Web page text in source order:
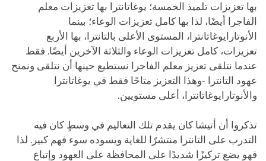
بها تعزيزات تلميذ الخمسة؛ يوغاتانترا بها تعزيزات معلم
الفاجرا أيضًا، لذا بها كامل تعزيزات الوعاء؛ بينما
الأنوتارايوغاتانترا، المستوى الأعلى بالتانترا، بها الأربع
تعزيزات، كامل تعزيزات الوعاء والثلاثة الآخرين أيضًا. فقط
عندما نتلقى تعزيز معلم الفاجرا نستطيع حينها أن نتلقى ونمنح
عهود التانترا -وهذا التعزيز متاحًا فقط في يوغاتانترا
والأنوتارايوغاتانترا، أعلى مستويين.
تذكروا أن أتيشا كان يقدم تلك التعاليم في وسطٍ كان فيه
التدرب على التانترا منتشرًا للغاية ويسوده سوء فهم كبير. لذا
فهو يضع تركيزًا شديدًا على المحافظة على العهود وإتباع